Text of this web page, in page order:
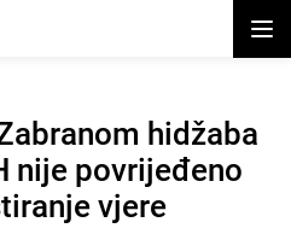
hidžaba
nije povrijeđeno
vjere